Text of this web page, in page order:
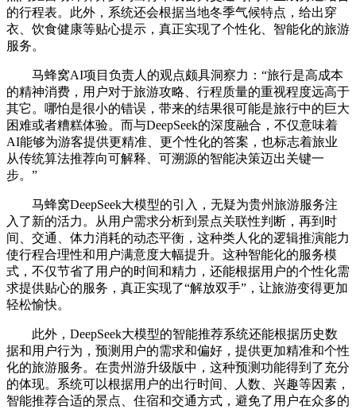
的行程表。此外，系统还会根据当地冬季气候特点，给出穿
衣、饮食健康等贴心提示，真正实现了个性化、智能化的旅游
服务。
马蜂窝AI项目负责人的观点颇具洞察力：“旅行是高成本
的精神消费，用户对于旅游攻略、行程质量的重视程度远高于
其它。哪怕是很小的错误，带来的结果很可能是旅行中的巨大
困难或者糟糕体验。而与DeepSeek的深度融合，不仅意味着
AI能够为游客提供更精准、更个性化的答案，也标志着旅业
从传统算法推荐向可解释、可溯源的智能决策迈出关键一
步。”
马蜂窝DeepSeek大模型的引入，无疑为贵州旅游服务注
入了新的活力。从用户需求分析到景点关联性判断，再到时
间、交通、体力消耗的动态平衡，这种类人化的逻辑推演能力
使行程合理性和用户满意度大幅提升。这种智能化的服务模
式，不仅节省了用户的时间和精力，还能根据用户的个性化需
求提供贴心的服务，真正实现了“解放双手”，让旅游变得更加
轻松愉快。
此外，DeepSeek大模型的智能推荐系统还能根据历史数
据和用户行为，预测用户的需求和偏好，提供更加精准和个性
化的旅游服务。在贵州游升级版中，这种预测功能得到了充分
的体现。系统可以根据用户的出行时间、人数、兴趣等因素，
智能推荐合适的景点、住宿和交通方式，避免了用户在众多的